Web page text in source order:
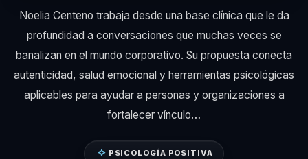
Noelia Centeno trabaja desde una base clínica que le da
profundidad a conversaciones que muchas veces se
banalizan en el mundo corporativo. Su propuesta conecta
autenticidad, salud emocional y herramientas psicológicas
aplicables para ayudar a personas y organizaciones a
fortalecer vínculo…
PSICOLOGÍA POSITIVA